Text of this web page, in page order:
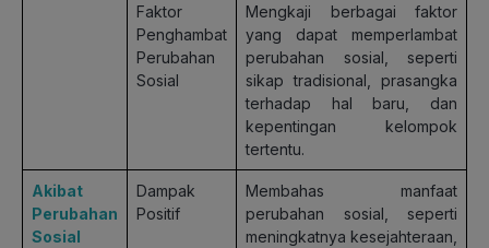
Faktor
Penghambat
Perubahan
Sosial
Mengkaji berbagai faktor
yang dapat memperlambat
perubahan sosial, seperti
sikap tradisional, prasangka
terhadap hal baru, dan
kepentingan kelompok
tertentu.
Akibat
Perubahan
Sosial
Dampak
Positif
Membahas manfaat
perubahan sosial, seperti
meningkatnya kesejahteraan,